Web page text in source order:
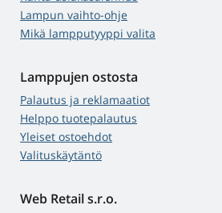
Lampun vaihto-ohje
Mikä lampputyyppi valita
Lamppujen ostosta
Palautus ja reklamaatiot
Helppo tuotepalautus
Yleiset ostoehdot
Valituskäytäntö
Web Retail s.r.o.